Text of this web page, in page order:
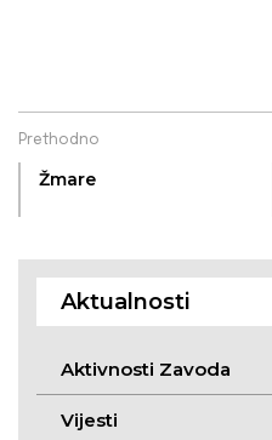
Prethodno
Žmare
Aktualnosti
Aktivnosti Zavoda
Vijesti